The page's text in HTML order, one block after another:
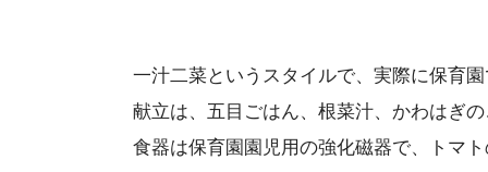
一汁二菜というスタイルで、実際に保育
献立は、五目ごはん、根菜汁、かわはぎ
食器は保育園園児用の強化磁器で、トマ